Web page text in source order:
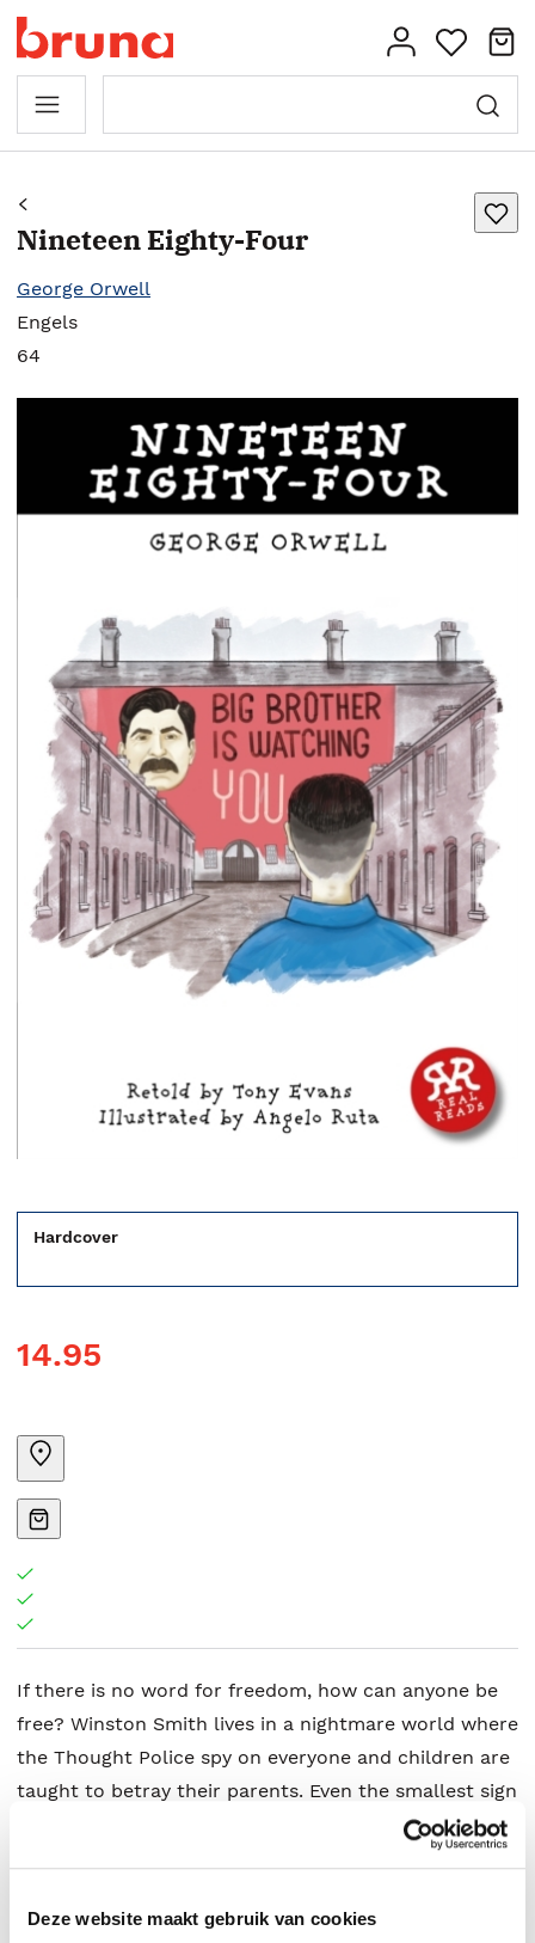
Deze website maakt gebruik van cookies
Nineteen Eighty-Four
George Orwell
Engels
64
Hardcover
14.95
If there is no word for freedom, how can anyone be
free? Winston Smith lives in a nightmare world where
the Thought Police spy on everyone and children are
taught to betray their parents. Even the smallest sign
of disagreement with the Party results in torture,
imprisonment, or death. Big Brother oversees